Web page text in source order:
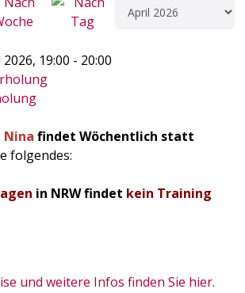
19:00 - 20:00
Nina findet Wöchentlich statt
folgendes:
in NRW findet kein Training
und weitere Infos finden Sie hier.